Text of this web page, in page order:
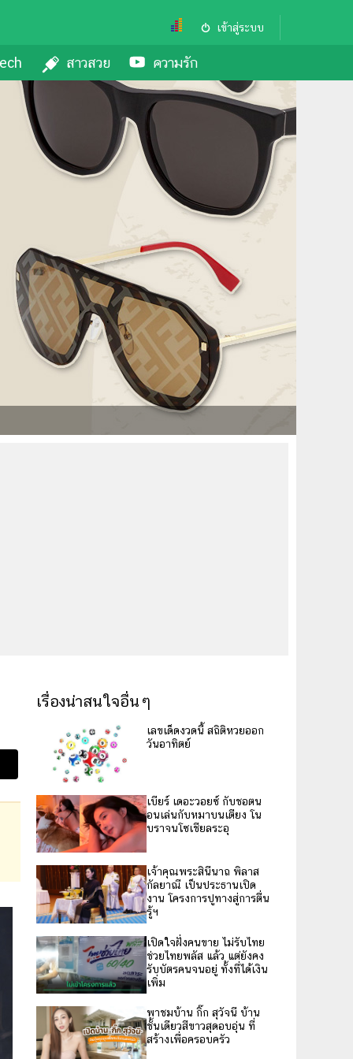
เข้าสู่ระบบ
สาวสวย ความรัก
เรื่องน่าสนใจอื่นๆ
เลขเด็ดงวดนี้ สถิติหวยออก
วันอาทิตย์
เบียร์ เดอะวอยซ์ กับชอตน
อนเล่นกับหมาบนเตียง โน
บราจนโซเชียลระอุ
เจ้าคุณพระสินีนาถ พิลาส
กัลยาณี เป็นประธานเปิด
งาน โครงการปูทางสู่การตื่น
รู้ฯ
เปิดใจฝั่งคนขาย ไม่รับไทย
ช่วยไทยพลัส แล้ว แต่ยังคง
รับบัตรคนจนอยู่ ทั้งที่ได้เงิน
เพิ่ม
พาชมบ้าน กิ๊ก สุวัจนี บ้าน
ชั้นเดียวสีขาวสุดอบอุ่น ที่
สร้างเพื่อครอบครัว